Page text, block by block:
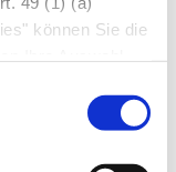
können Sie die
meist ein
auch eine
)